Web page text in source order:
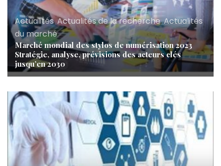
Actualités,Actualités de la recherche,Actualités
du marché
Marché mondial des stylos de numérisation 2023
Stratégie, analyse, prévisions des acteurs clés
jusqu’en 2030